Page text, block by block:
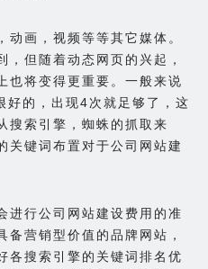
动画，视频等等其它媒体。
，但随着动态网页的兴起，
也将变得更重要。一般来说
的，出现4次就足够了，这
搜索引擎，蜘蛛的抓取来
关键词布置对于公司网站建
进行公司网站建设费用的准
营销型价值的品牌网站，
各搜索引擎的关键词排名优